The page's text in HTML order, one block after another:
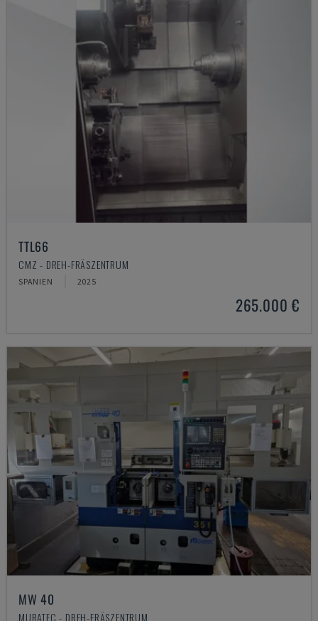
TTL66
CMZ - DREH-FRÄSZENTRUM
SPANIEN 2025
265.000 €
MW 40
MURATEC - DREH-FRÄSZENTRUM